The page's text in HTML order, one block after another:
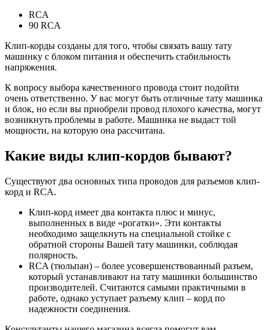
RCA
90 RCA
Клип-корды созданы для того, чтобы связать вашу тату
машинку с блоком питания и обеспечить стабильность
напряжения.
К вопросу выбора качественного провода стоит подойти
очень ответственно. У вас могут быть отличные тату машинка
и блок, но если вы приобрели провод плохого качества, могут
возникнуть проблемы в работе. Машинка не выдаст той
мощности, на которую она рассчитана.
Какие виды клип-кордов бывают?
Существуют два основных типа проводов для разъемов клип-
корд и RCA.
Клип-корд имеет два контакта плюс и минус,
выполненных в виде «рогатки». Эти контакты
необходимо защелкнуть на специальной стойке с
обратной стороны Вашей тату машинки, соблюдая
полярность.
RCA (тюльпан) – более усовершенствованный разъем,
который устанавливают на тату машинки большинство
производителей. Cчитаются самыми практичными в
работе, однако уступает разъему клип – корд по
надежности соединения.